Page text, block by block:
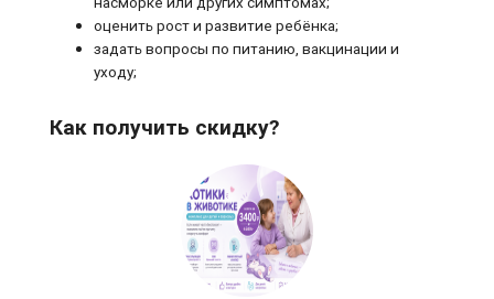
оценить рост и развитие ребёнка;
задать вопросы по питанию, вакцинации и
уходу;
Как получить скидку?